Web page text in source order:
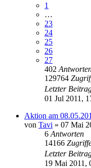
1
…
23
24
25
26
27
402
129764
Letzter
01 Jul 2011,
Aktion am
von Tavi » 07 Mai
6 Antworten
14166
Letzter
19 Mai 2011,